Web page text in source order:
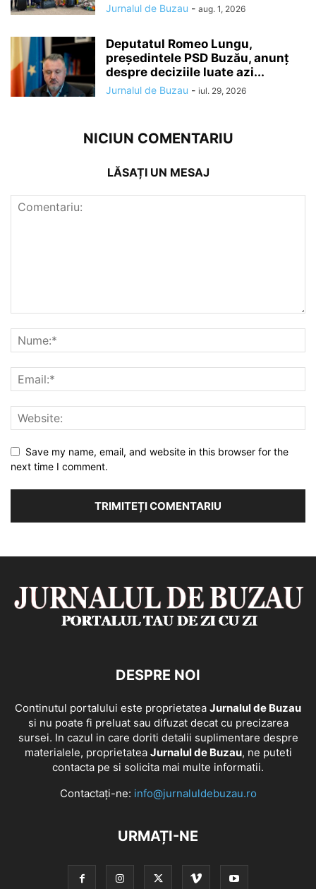
Jurnalul de Buzau - aug. 1, 2026
Deputatul Romeo Lungu,
președintele PSD Buzău, anunț
despre deciziile luate azi...
Jurnalul de Buzau - iul. 29, 2026
NICIUN COMENTARIU
LĂSAȚI UN MESAJ
Save my name, email, and website in this browser for the
next time I comment.
DESPRE NOI
Continutul portalului este proprietatea Jurnalul de Buzau
si nu poate fi preluat sau difuzat decat cu precizarea
sursei. In cazul in care doriti detalii suplimentare despre
materialele, proprietatea Jurnalul de Buzau, ne puteti
contacta pe si solicita mai multe informatii.
Contactați-ne: info@jurnaluldebuzau.ro
URMAȚI-NE